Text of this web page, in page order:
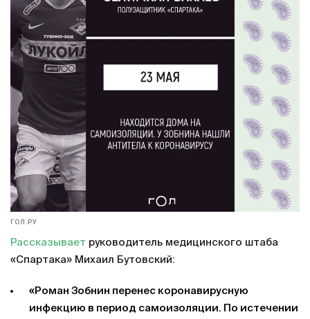
ГОЛ.РУ
Рассказывает руководитель медицинского штаба
«Спартака» Михаил Бутовский:
«Роман Зобнин перенес коронавирусную
инфекцию в период самоизоляции. По истечении